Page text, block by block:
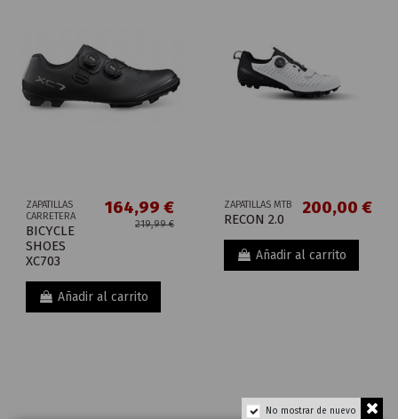
No mostrar de nuevo
ZAPATILLAS
CARRETERA
BICYCLE
SHOES
XC703
164,99 €
219,99 €
Añadir al carrito
ZAPATILLAS MTB
RECON 2.0
200,00 €
Añadir al carrito